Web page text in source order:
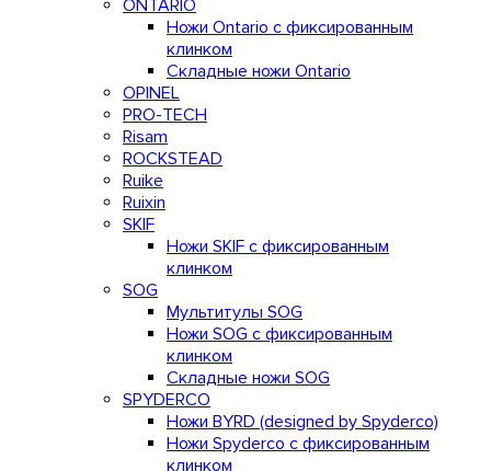
ONTARIO
Ножи Ontario c фиксированным
клинком
Складные ножи Ontario
OPINEL
PRO-TECH
Risam
ROCKSTEAD
Ruike
Ruixin
SKIF
Ножи SKIF с фиксированным
клинком
SOG
Мультитулы SOG
Ножи SOG с фиксированным
клинком
Складные ножи SOG
SPYDERCO
Ножи BYRD (designed by Spyderco)
Ножи Spyderco c фиксированным
клинком